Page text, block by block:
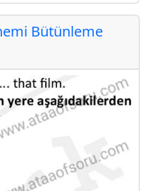
Bütünleme